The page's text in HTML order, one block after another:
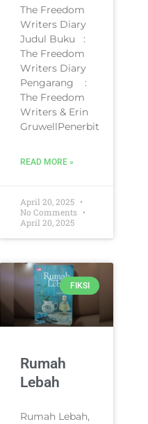
The Freedom
Writers Diary
Judul Buku :
The Freedom
Writers Diary
Pengarang :
The Freedom
Writers & Erin
GruwellPenerbit
READ MORE »
April 20, 2025
No Comments
April 20, 2025
FIKSI
Rumah
Lebah
Rumah Lebah,